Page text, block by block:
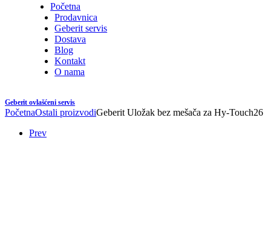
Početna
Prodavnica
Geberit servis
Dostava
Blog
Kontakt
O nama
Geberit ovlašćeni servis
PočetnaOstali proizvodiGeberit Uložak bez mešača za Hy-Touch26
Prev